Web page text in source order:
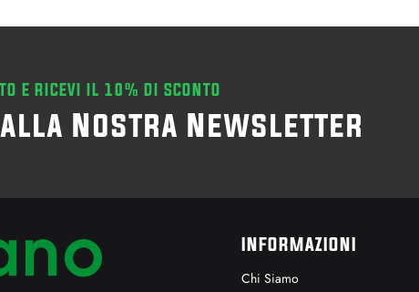
E RICEVI IL 10% DI SCONTO
Nostra Newsletter
INFORMAZIONI
Chi Siamo